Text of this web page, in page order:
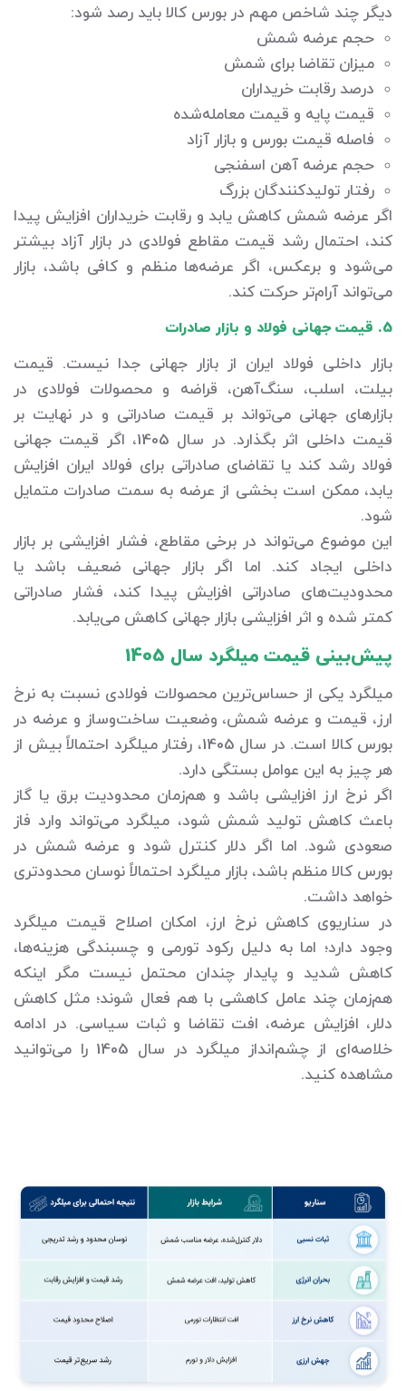
دیگر چند شاخص مهم در بورس کالا باید رصد شود:
حجم عرضه شمش
میزان تقاضا برای شمش
درصد رقابت خریداران
قیمت پایه و قیمت معامله‌شده
فاصله قیمت بورس و بازار آزاد
حجم عرضه آهن اسفنجی
رفتار تولیدکنندگان بزرگ
اگر عرضه شمش کاهش یابد و رقابت خریداران افزایش پیدا
کند، احتمال رشد قیمت مقاطع فولادی در بازار آزاد بیشتر
می‌شود و برعکس، اگر عرضه‌ها منظم و کافی باشد، بازار
می‌تواند آرام‌تر حرکت کند.
5. قیمت جهانی فولاد و بازار صادرات
بازار داخلی فولاد ایران از بازار جهانی جدا نیست. قیمت
بیلت، اسلب، سنگ‌آهن، قراضه و محصولات فولادی در
بازارهای جهانی می‌تواند بر قیمت صادراتی و در نهایت بر
قیمت داخلی اثر بگذارد. در سال 1405، اگر قیمت جهانی
فولاد رشد کند یا تقاضای صادراتی برای فولاد ایران افزایش
یابد، ممکن است بخشی از عرضه به سمت صادرات متمایل
شود.
این موضوع می‌تواند در برخی مقاطع، فشار افزایشی بر بازار
داخلی ایجاد کند. اما اگر بازار جهانی ضعیف باشد یا
محدودیت‌های صادراتی افزایش پیدا کند، فشار صادراتی
کمتر شده و اثر افزایشی بازار جهانی کاهش می‌یابد.
پیش‌بینی قیمت میلگرد سال 1405
میلگرد یکی از حساس‌ترین محصولات فولادی نسبت به نرخ
ارز، قیمت و عرضه شمش، وضعیت ساخت‌وساز و عرضه در
بورس کالا است. در سال 1405، رفتار میلگرد احتمالاً بیش از
هر چیز به این عوامل بستگی دارد.
اگر نرخ ارز افزایشی باشد و هم‌زمان محدودیت برق یا گاز
باعث کاهش تولید شمش شود، میلگرد می‌تواند وارد فاز
صعودی شود. اما اگر دلار کنترل شود و عرضه شمش در
بورس کالا منظم باشد، بازار میلگرد احتمالاً نوسان محدودتری
خواهد داشت.
در سناریوی کاهش نرخ ارز، امکان اصلاح قیمت میلگرد
وجود دارد؛ اما به دلیل رکود تورمی و چسبندگی هزینه‌ها،
کاهش شدید و پایدار چندان محتمل نیست مگر اینکه
هم‌زمان چند عامل کاهشی با هم فعال شوند؛ مثل کاهش
دلار، افزایش عرضه، افت تقاضا و ثبات سیاسی. در ادامه
خلاصه‌ای از چشم‌انداز میلگرد در سال 1405 را می‌توانید
مشاهده کنید.